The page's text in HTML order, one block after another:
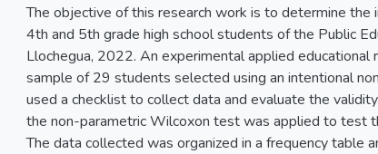
The objective of this research work is to determine
4th and 5th grade high school students of the Public
Llochegua, 2022. An experimental applied
sample of 29 students selected using an intentional
used a checklist to collect data and evaluate the
the non-parametric Wilcoxon test was applied to test
The data collected was organized in a frequency table